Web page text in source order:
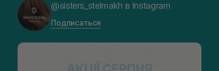
@sisters_stelmakh в Instagram
Подписаться